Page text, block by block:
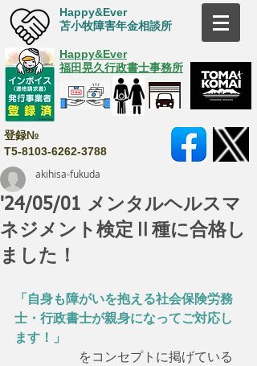
Happy&Ever
苫小牧障害年金相談所
Happy&Ever
福田晃久行政書士事務所
登録№
T5-8103-6262-3788
'24/05/01 メンタルヘルスマ
ネジメント検定Ⅱ種に合格し
ました！
akihisa-fukuda
「自身も障がいを抱える社会保険労務
士・行政書士が親身になってご対応し
ます！」
をコンセプトに掲げている